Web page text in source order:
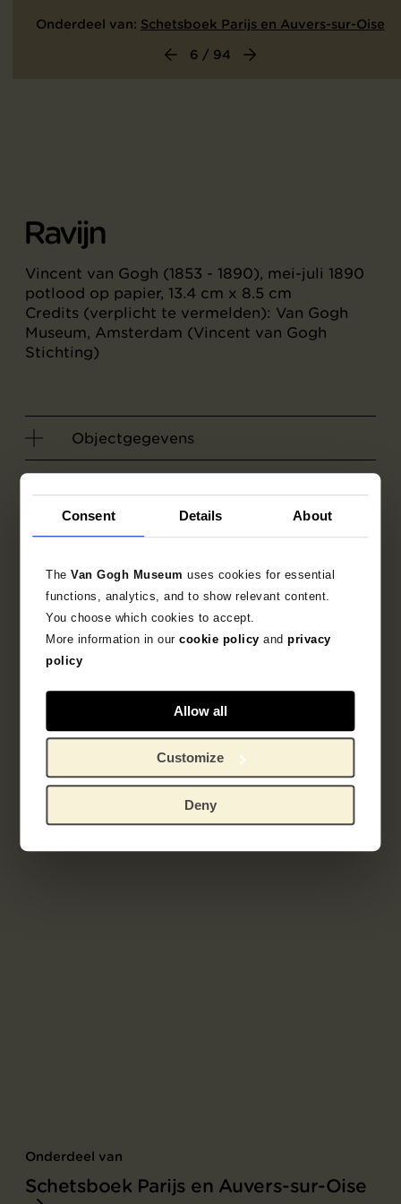
Consent Details About
TheVan Gogh Museumuses cookies for essential
functions, analytics, and to show relevant content.
You choose which cookies to accept.
More information in ourcookie policy andprivacy
policy
Allow all
Customize
Deny
Onderdeel van: Schetsboek Parijs en Auvers-sur-Oise
6 / 94
Ravijn
Vincent van Gogh (1853 - 1890), mei-juli 1890
potlood op papier, 13.4 cm x 8.5 cm
Credits (verplicht te vermelden): Van Gogh
Museum, Amsterdam (Vincent van Gogh
Stichting)
Objectgegevens
Zoek in de collectie
1890 schets tekening
Vincent van Gogh
Onderdeel van
Schetsboek Parijs en Auvers-sur-Oise